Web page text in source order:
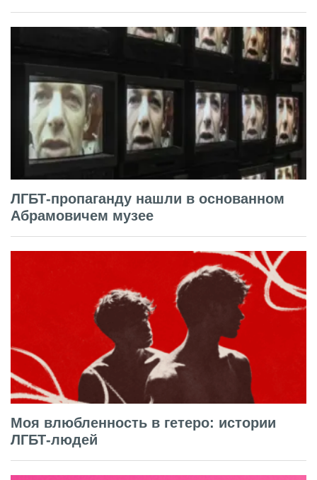
ЛГБТ-пропаганду нашли в основанном
Абрамовичем музее
Моя влюбленность в гетеро: истории
ЛГБТ-людей